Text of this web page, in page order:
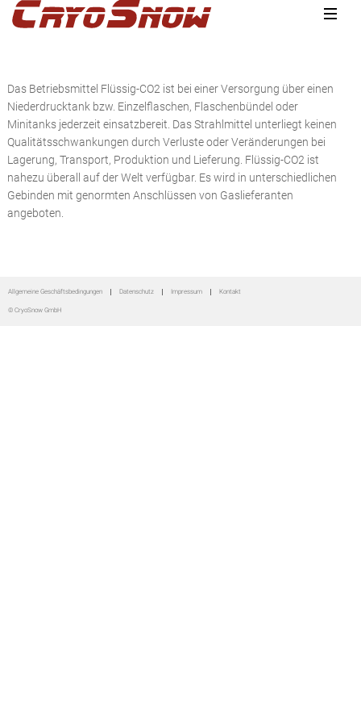
Zur
Hauptnavigation
Zum
Inhalt
Zur
Seitenspalte
Das Betriebsmittel Flüssig-CO2 ist bei einer Versorgung über einen
Niederdrucktank bzw. Einzelflaschen, Flaschenbündel oder
Minitanks jederzeit einsatzbereit. Das Strahlmittel unterliegt keinen
Qualitätsschwankungen durch Verluste oder Veränderungen bei
Lagerung, Transport, Produktion und Lieferung. Flüssig-CO2 ist
nahezu überall auf der Welt verfügbar. Es wird in unterschiedlichen
Gebinden mit genormten Anschlüssen von Gaslieferanten
angeboten.
Seitenspalte
Allgemeine Geschäftsbedingungen Datenschutz Impressum Kontakt
© CryoSnow GmbH